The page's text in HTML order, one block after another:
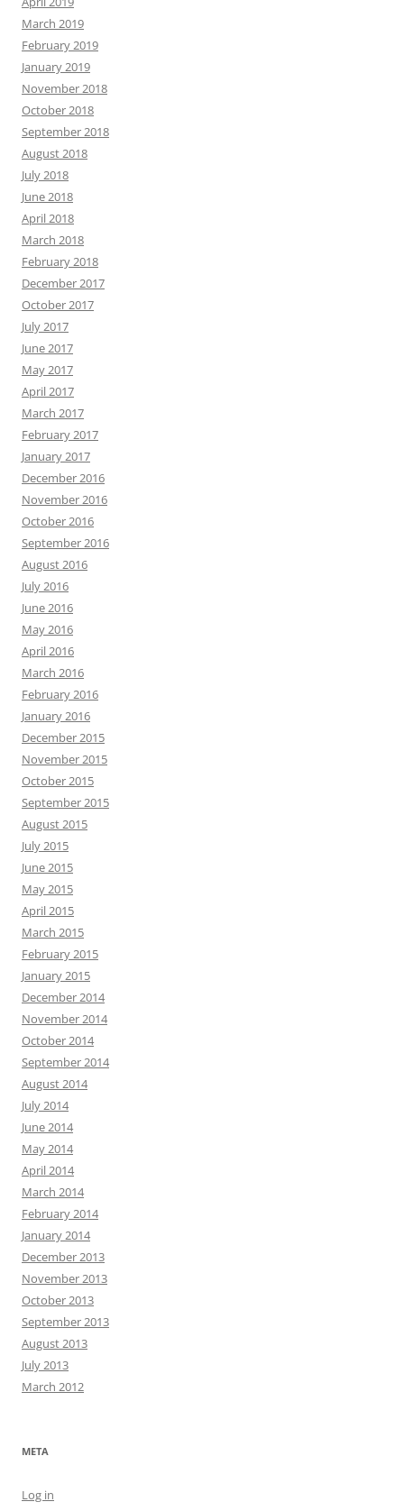
March 2019
February 2019
January 2019
November 2018
October 2018
September 2018
August 2018
July 2018
June 2018
April 2018
March 2018
February 2018
December 2017
October 2017
July 2017
June 2017
May 2017
April 2017
March 2017
February 2017
January 2017
December 2016
November 2016
October 2016
September 2016
August 2016
July 2016
June 2016
May 2016
April 2016
March 2016
February 2016
January 2016
December 2015
November 2015
October 2015
September 2015
August 2015
July 2015
June 2015
May 2015
April 2015
March 2015
February 2015
January 2015
December 2014
November 2014
October 2014
September 2014
August 2014
July 2014
June 2014
May 2014
April 2014
March 2014
February 2014
January 2014
December 2013
November 2013
October 2013
September 2013
August 2013
July 2013
March 2012
META
Log in